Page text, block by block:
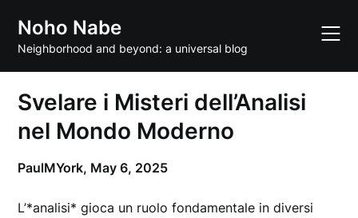
content
Noho Nabe
Neighborhood and beyond: a universal blog
Svelare i Misteri dell’Analisi
nel Mondo Moderno
PaulMYork, May 6, 2025
L’*analisi* gioca un ruolo fondamentale in diversi